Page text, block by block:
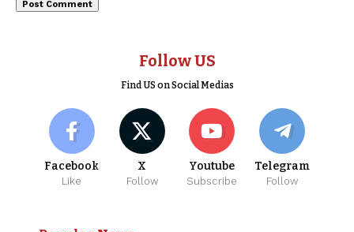
Follow US
Find US on Social Medias
Facebook
Like
X
Follow
Youtube
Subscribe
Telegram
Follow